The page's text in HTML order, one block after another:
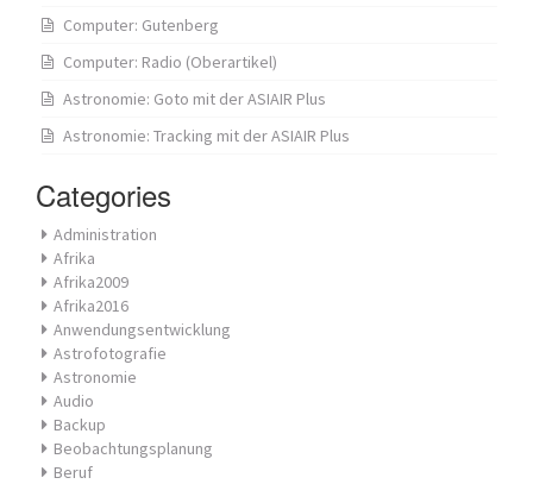
Computer: Gutenberg
Computer: Radio (Oberartikel)
Astronomie: Goto mit der ASIAIR Plus
Astronomie: Tracking mit der ASIAIR Plus
Categories
Administration
Afrika
Afrika2009
Afrika2016
Anwendungsentwicklung
Astrofotografie
Astronomie
Audio
Backup
Beobachtungsplanung
Beruf